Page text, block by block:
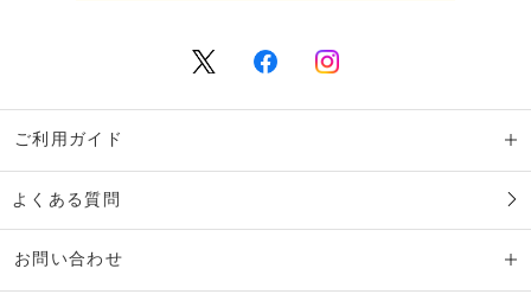
ご利用ガイド
よくある質問
お問い合わせ